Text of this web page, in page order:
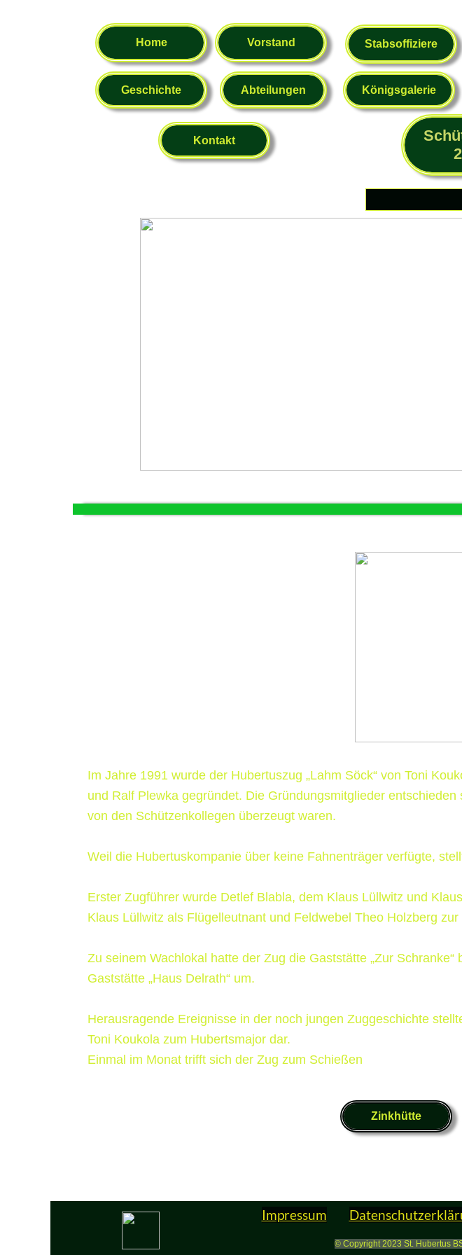
Home Vorstand Stabsoffiziere
Geschichte Abteilungen Königsgalerie
Kontakt
Im Jahre 1991 wurde der Hubertuszug „Lahm Söck“ von Toni
und Ralf Plewka gegründet. Die Gründungsmitglieder
von den Schützenkollegen über­zeugt waren.
Weil die Hubertuskompanie über keine Fahnenträger verfügte,
Erster Zugführer wurde Detlef Blabla, dem Klaus Lüllwitz und
Klaus Lüllwitz als Flügelleutnant und Feldwebel Theo Holzberg
Zu seinem Wachlokal hatte der Zug die Gaststätte „Zur
Gaststätte „Haus Delrath“ um.
Herausragende Ereignisse in der noch jungen Zuggeschichte
Toni Koukola zum Hubertsmajor dar.
Einmal im Monat trifft sich der Zug zum Schießen
Zinkhütte
Impressum
© Copyright 2023 St. Hubertus